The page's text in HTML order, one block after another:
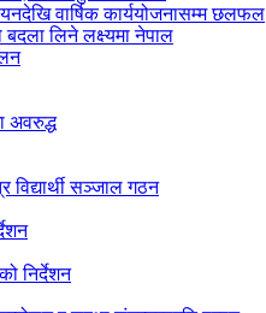
वार्षिक कार्ययोजनासम्म छलफल
लिने लक्ष्यमा नेपाल
अवरुद्ध
विद्यार्थी सञ्जाल गठन
निर्देशन